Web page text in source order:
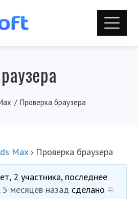
Проверка браузера
Max › Проверка браузера
2 участника, последнее
5 месяцев назад сделано